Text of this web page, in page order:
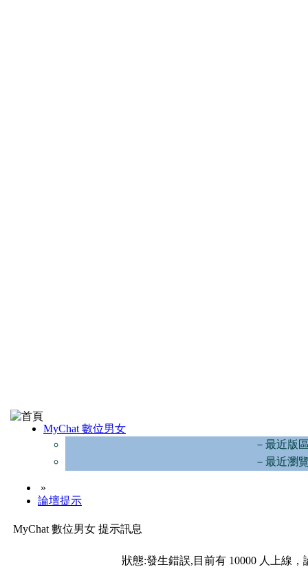
MyChat 數位男女
－最近版
－最近瀏
»
論壇提示
MyChat 數位男女 提示訊息
狀態:發生錯誤,目前有 10000 人上線